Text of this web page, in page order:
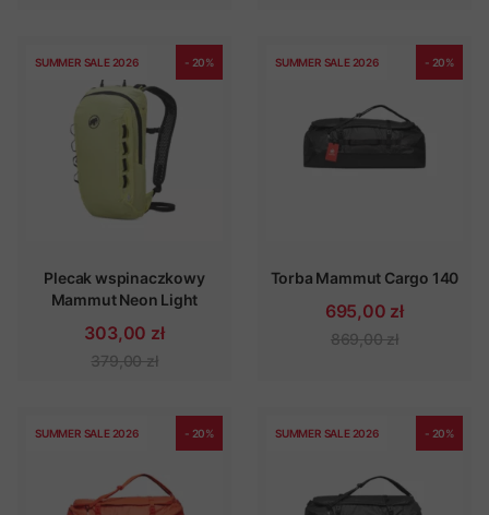
SUMMER SALE 2026 - 20%
Plecak wspinaczkowy
Mammut Neon Light
303,00 zł
379,00 zł
SUMMER SALE 2026 - 20%
Torba Mammut Cargo 140
695,00 zł
869,00 zł
SUMMER SALE 2026 - 20% SUMMER SALE 2026 - 20%